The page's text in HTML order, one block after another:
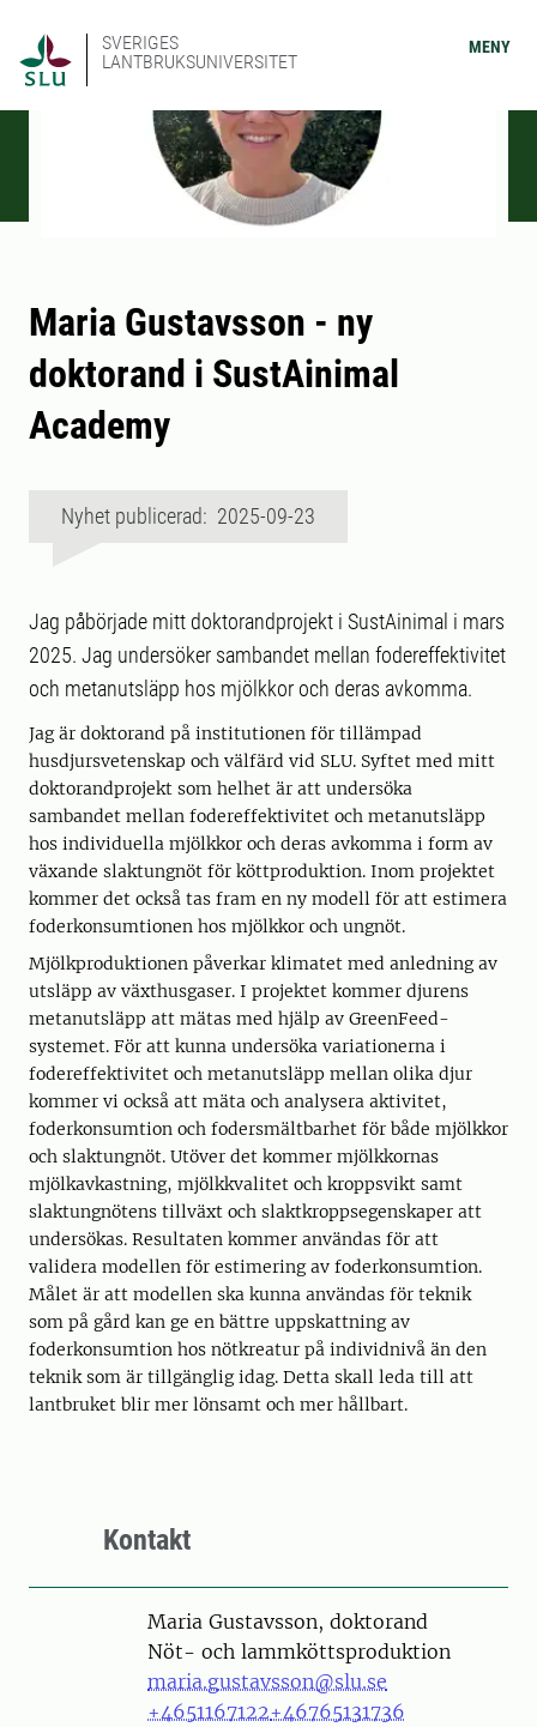
SVERIGES
LANTBRUKSUNIVERSITET
MENY
Maria Gustavsson - ny
doktorand i SustAinimal
Academy
Nyhet publicerad: 2025-09-23
Jag påbörjade mitt doktorandprojekt i SustAinimal i mars
2025. Jag undersöker sambandet mellan fodereffektivitet
och metanutsläpp hos mjölkkor och deras avkomma.
Jag är doktorand på institutionen för tillämpad
husdjursvetenskap och välfärd vid SLU. Syftet med mitt
doktorandprojekt som helhet är att undersöka
sambandet mellan fodereffektivitet och metanutsläpp
hos individuella mjölkkor och deras avkomma i form av
växande slaktungnöt för köttproduktion. Inom projektet
kommer det också tas fram en ny modell för att estimera
foderkonsumtionen hos mjölkkor och ungnöt.
Mjölkproduktionen påverkar klimatet med anledning av
utsläpp av växthusgaser. I projektet kommer djurens
metanutsläpp att mätas med hjälp av GreenFeed-
systemet. För att kunna undersöka variationerna i
fodereffektivitet och metanutsläpp mellan olika djur
kommer vi också att mäta och analysera aktivitet,
foderkonsumtion och fodersmältbarhet för både mjölkkor
och slaktungnöt. Utöver det kommer mjölkkornas
mjölkavkastning, mjölkkvalitet och kroppsvikt samt
slaktungnötens tillväxt och slaktkroppsegenskaper att
undersökas. Resultaten kommer användas för att
validera modellen för estimering av foderkonsumtion.
Målet är att modellen ska kunna användas för teknik
som på gård kan ge en bättre uppskattning av
foderkonsumtion hos nötkreatur på individnivå än den
teknik som är tillgänglig idag. Detta skall leda till att
lantbruket blir mer lönsamt och mer hållbart.
Kontakt
PersonMaria Gustavsson, doktorand
Nöt- och lammköttsproduktion
maria.gustavsson@slu.se
+4651167122+46765131736